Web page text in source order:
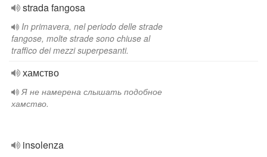
strada fangosa
In primavera, nel periodo delle strade
fangose, molte strade sono chiuse al
traffico dei mezzi superpesanti.
хамство
Я не намерена слышать подобное
хамство.
insolenza